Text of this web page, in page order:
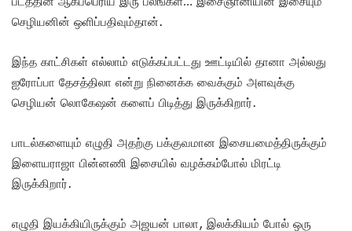
செழியனின் ஒளிப்பதிவும்தான்.
இந்த காட்சிகள் எல்லாம் எடுக்கப்பட்டது ஊட்டியில் தானா அல்லது
ஐரோப்பா தேசத்திலா என்று நினைக்க வைக்கும் அளவுக்கு
செழியன் லொகேஷன் களைப் பிடித்து இருக்கிறார்.
பாடல்களையும் எழுதி அதற்கு பக்குவமான இசையமைத்திருக்கும்
இளையராஜா பின்னணி இசையில் வழக்கம்போல் மிரட்டி
இருக்கிறார்.
எழுதி இயக்கியிருக்கும் அஜயன் பாலா, இலக்கியம் போல் ஒரு